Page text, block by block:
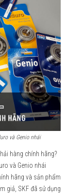
và Genio nhái​
hàng chính hãng?
và Genio nhái
hãng và sản phẩm
giả, SKF đã sử dụng